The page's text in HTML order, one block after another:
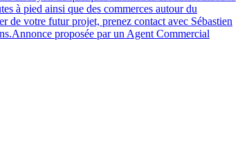
à pied ainsi que des commerces autour du
votre futur projet, prenez contact avec Sébastien
proposée par un Agent Commercial